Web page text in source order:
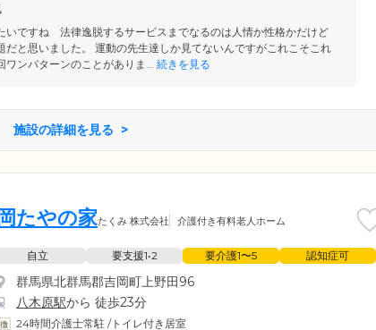
不安を抱えている方も、安心して暮らせる住まいをご用意
いですね 法律逸脱するサービスまでなるのは人情か性格かだけど
だと思いました。 運動の先生達しか見てないんですがこれこそこれ
ンパターンのことがありま...
続きを見る
施設の詳細を見る
たやの家たくみ 株式会社 介護付き有料老人ホーム
自立 要支援1•2 要介護1〜5 認知症可
群馬県北群馬郡吉岡町上野田96
八木原駅から 徒歩23分
24時間介護士常駐 /トイレ付き居室